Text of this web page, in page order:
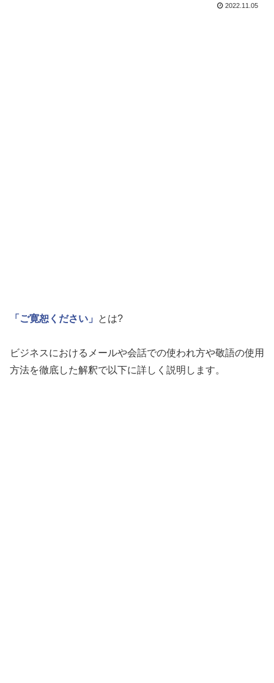
2022.11.05
「ご寛恕ください」 とは?
ビジネスにおけるメールや会話での使われ方や敬語の使用
方法を徹底した解釈で以下に詳しく説明します。